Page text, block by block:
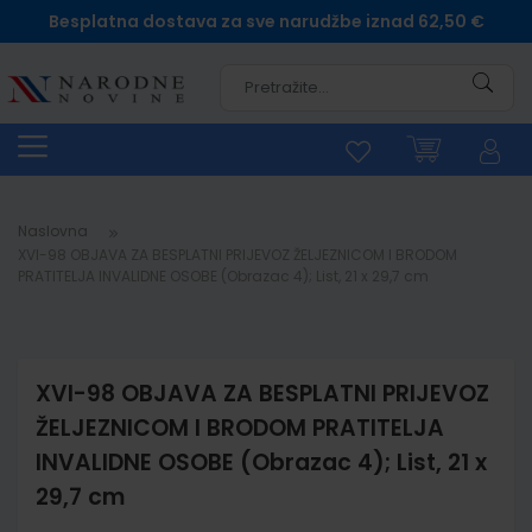
Besplatna dostava za sve narudžbe iznad 62,50 €
Naslovna
XVI-98 OBJAVA ZA BESPLATNI PRIJEVOZ
ŽELJEZNICOM I BRODOM PRATITELJA
INVALIDNE OSOBE (Obrazac 4); List, 21 x
29,7 cm